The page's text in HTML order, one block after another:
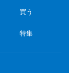
買う
特集